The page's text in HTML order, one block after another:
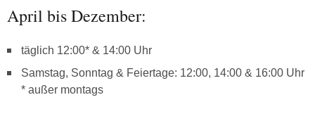
April bis Dezember:
täglich 12:00* & 14:00 Uhr
Samstag, Sonntag & Feiertage: 12:00, 14:00 & 16:00 Uhr
* außer montags